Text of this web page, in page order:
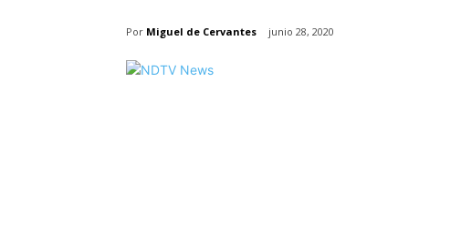
Por Miguel de Cervantes junio 28, 2020